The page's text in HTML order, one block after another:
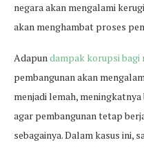
negara akan mengalami
akan menghambat proses
Adapundampak korupsi bagi
pembangunan akan
menjadi lemah,
agar pembangunan tetap
sebagainya. Dalam kasus ini,